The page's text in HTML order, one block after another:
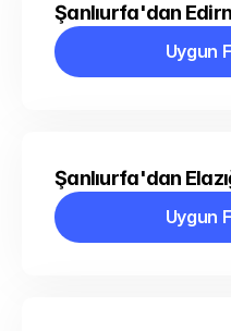
Şanlıurfa'dan
Uygun
Uygun
Şanlıurfa'dan
Uygun
Uygun